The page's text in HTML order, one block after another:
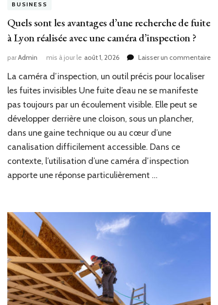
BUSINESS
Quels sont les avantages d’une recherche de fuite
à Lyon réalisée avec une caméra d’inspection ?
parAdmin mis à jour le août 1, 2026 Laisser un commentaire
La caméra d’inspection, un outil précis pour localiser
les fuites invisibles Une fuite d’eau ne se manifeste
pas toujours par un écoulement visible. Elle peut se
développer derrière une cloison, sous un plancher,
dans une gaine technique ou au cœur d’une
canalisation difficilement accessible. Dans ce
contexte, l’utilisation d’une caméra d’inspection
apporte une réponse particulièrement …